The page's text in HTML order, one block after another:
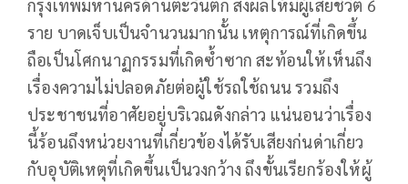
กรุงเทพมหานครด้านตะวันตก ส่งผลให้มีผู้เสียชีวิต 6
ราย บาดเจ็บเป็นจำนวนมากนั้น เหตุการณ์ที่เกิดขึ้น
ถือเป็นโศกนาฏกรรมที่เกิดซ้ำซาก สะท้อนให้เห็นถึง
เรื่องความไม่ปลอดภัยต่อผู้ใช้รถใช้ถนน รวมถึง
ประชาชนที่อาศัยอยู่บริเวณดังกล่าว แน่นอนว่าเรื่อง
นี้ร้อนถึงหน่วยงานที่เกี่ยวข้องได้รับเสียงก่นด่าเกี่ยว
กับอุบัติเหตุที่เกิดขึ้นเป็นวงกว้าง ถึงขั้นเรียกร้องให้ผู้